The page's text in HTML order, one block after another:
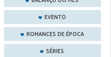
EVENTO
ROMANCES DE ÉPOCA
SÉRIES